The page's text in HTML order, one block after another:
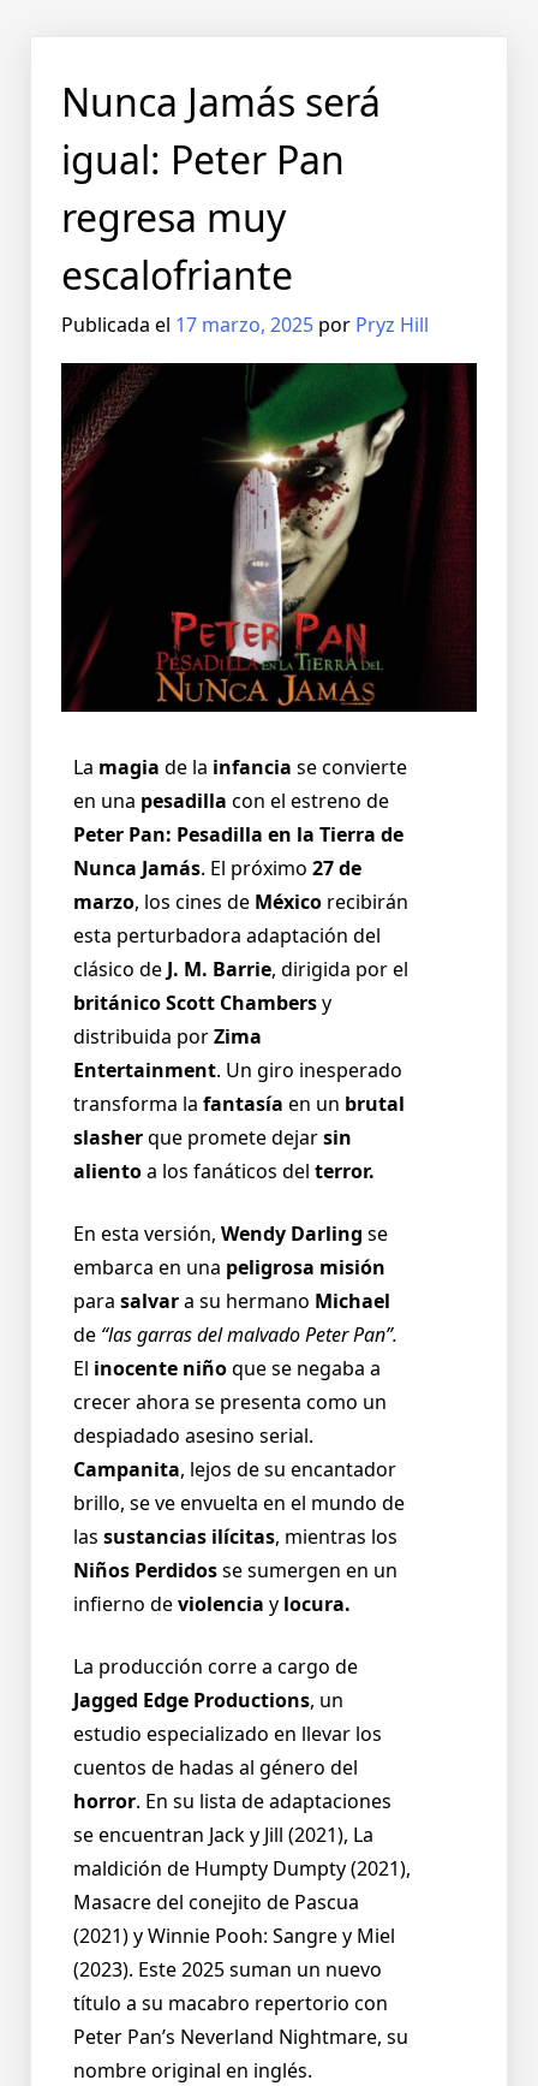
Nunca Jamás será
igual: Peter Pan
regresa muy
escalofriante
Publicada el 17 marzo, 2025 por Pryz Hill
La magia de la infancia se convierte
en una pesadilla con el estreno de
Peter Pan: Pesadilla en la Tierra de
Nunca Jamás. El próximo 27 de
marzo, los cines de México recibirán
esta perturbadora adaptación del
clásico de J. M. Barrie, dirigida por el
británico Scott Chambersy
distribuida porZima
Entertainment. Un giro inesperado
transforma la fantasía en un brutal
slasherque promete dejarsin
alientoa los fanáticos del terror.
En esta versión, Wendy Darling se
embarca en una peligrosa misión
para salvara su hermano Michael
de “las garras del malvado Peter Pan”.
El inocente niñoque se negaba a
crecer ahora se presenta como un
despiadado asesino serial.
Campanita, lejos de su encantador
brillo, se ve envuelta en el mundo de
las sustancias ilícitas, mientras los
Niños Perdidosse sumergen en un
infierno deviolencia y locura.
La producción corre a cargo de
Jagged Edge Productions, un
estudio especializado en llevar los
cuentos de hadas al género del
horror. En su lista de adaptaciones
se encuentran Jack y Jill (2021), La
maldición de Humpty Dumpty (2021),
Masacre del conejito de Pascua
(2021) y Winnie Pooh: Sangre y Miel
(2023). Este 2025 suman un nuevo
título a su macabro repertorio con
Peter Pan’s Neverland Nightmare, su
nombre original en inglés.